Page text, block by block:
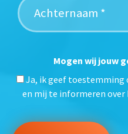
Mogen wij jouw
Ja, ik geef toestemming
en mij te informeren